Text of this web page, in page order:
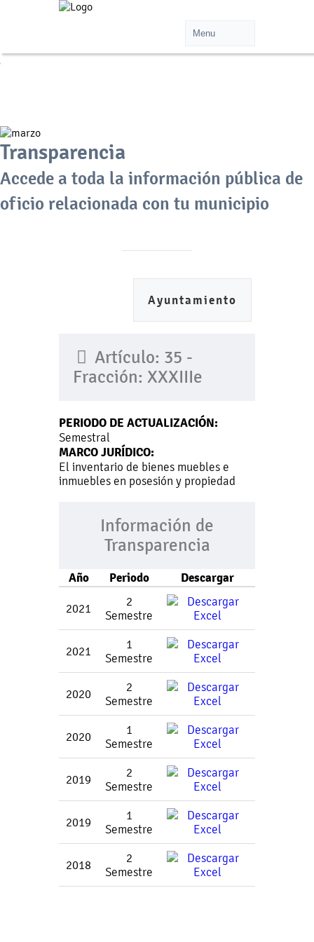
Transparencia
Accede a toda la información pública de
oficio relacionada con tu municipio
Ayuntamiento
Artículo: 35 -
Fracción: XXXIIIe
PERIODO DE ACTUALIZACIÓN:
Semestral
MARCO JURÍDICO:
El inventario de bienes muebles e
inmuebles en posesión y propiedad
Información de
Transparencia
Año Periodo Descargar
2021
2
Semestre
2021
1
Semestre
2020
2
Semestre
2020
1
Semestre
2019
2
Semestre
2019
1
Semestre
2018
2
Semestre